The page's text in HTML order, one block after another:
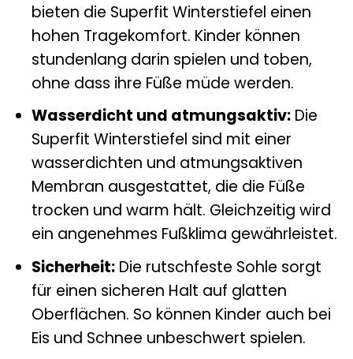
bieten die Superfit Winterstiefel einen
hohen Tragekomfort. Kinder können
stundenlang darin spielen und toben,
ohne dass ihre Füße müde werden.
Wasserdicht und atmungsaktiv:Die
Superfit Winterstiefel sind mit einer
wasserdichten und atmungsaktiven
Membran ausgestattet, die die Füße
trocken und warm hält. Gleichzeitig wird
ein angenehmes Fußklima gewährleistet.
Sicherheit:Die rutschfeste Sohle sorgt
für einen sicheren Halt auf glatten
Oberflächen. So können Kinder auch bei
Eis und Schnee unbeschwert spielen.